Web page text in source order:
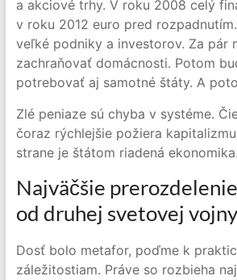
a akciové trhy. V roku 2008 celý
v roku 2012 euro pred
veľké podniky a investorov. Za pár
zachraňovať domácnosti. Potom
potrebovať aj samotné štáty. A
Zlé peniaze sú chyba v systéme.
čoraz rýchlejšie požiera
strane je štátom riadená ekonomika.
Najväčšie
od druhej svetovej vojny
Dosť bolo metafor, poďme k
záležitostiam. Práve so rozbieha